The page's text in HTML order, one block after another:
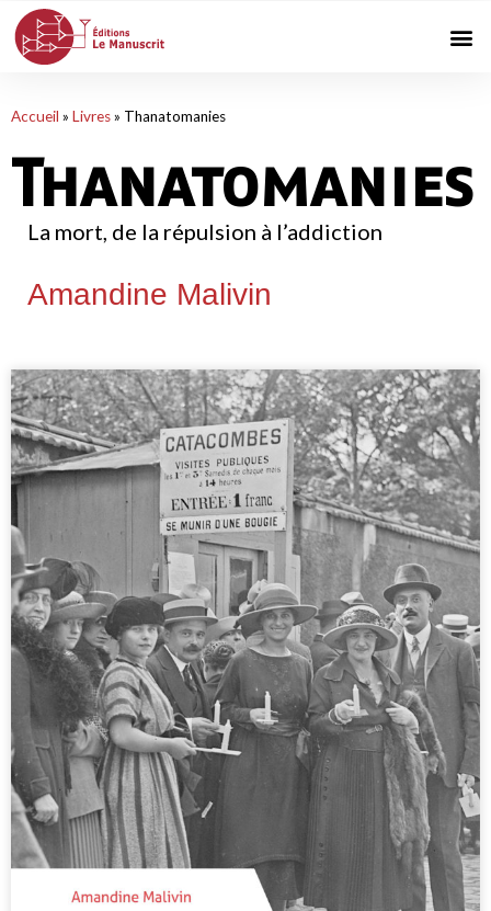
Accueil » Livres» Thanatomanies
Thanatomanies
La mort, de la répulsion à l’addiction
Amandine Malivin